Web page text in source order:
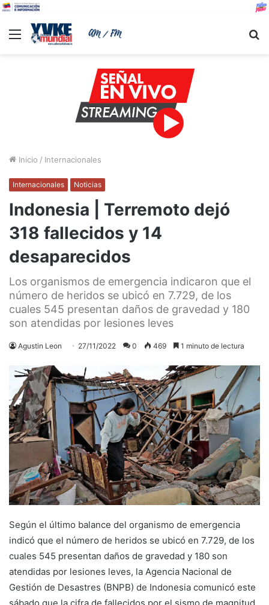
Menu
Inicio / Internacionales
Internacionales Noticias
Indonesia | Terremoto dejó
318 fallecidos y 14
desaparecidos
Los organismos de emergencia indicaron que el
número de heridos se ubicó en 7.729, de los
cuales 545 presentan daños de gravedad y 180
son atendidas por lesiones leves
Agustin Leon 27/11/2022 0 469 1 minuto de lectura
Según el último balance del organismo de emergencia
indicó que el número de heridos se ubicó en 7.729, de los
cuales 545 presentan daños de gravedad y 180 son
atendidas por lesiones leves, la Agencia Nacional de
Gestión de Desastres (BNPB) de Indonesia comunicó este